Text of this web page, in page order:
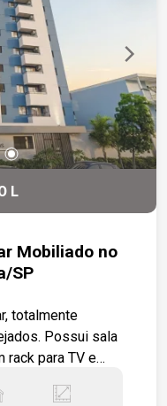
e segurança
| Academia |
com
| Espaço
Pet | Boulevard de
L
Mobiliado no
SP
totalmente
Possui sala
rack para TV e
geladeira e micro-